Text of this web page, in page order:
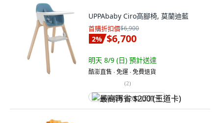
UPPAbaby Ciro高腳椅, 莫蘭迪藍
首購折扣價$6,900
2% $6,700
明天 8/9 (日) 預計送達
酷澎直售 ∙ 免運 ∙ 免費退貨
(2)
最高再省 $200 (王道卡)